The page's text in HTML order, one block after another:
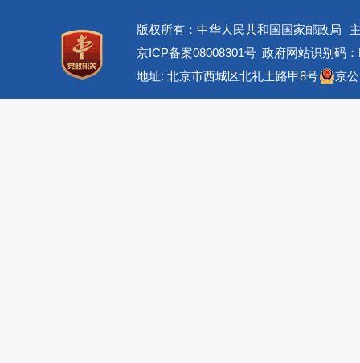
版权所有：中华人民共和国国家邮政局
京ICP备案08008301号 政府网站识别码
地址: 北京市西城区北礼士路甲8号
京